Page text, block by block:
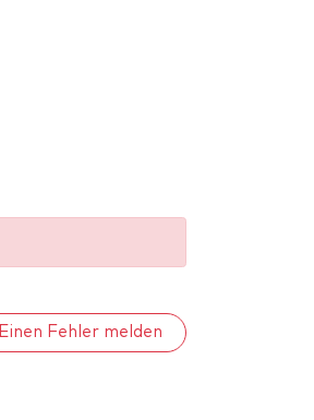
Einen Fehler melden